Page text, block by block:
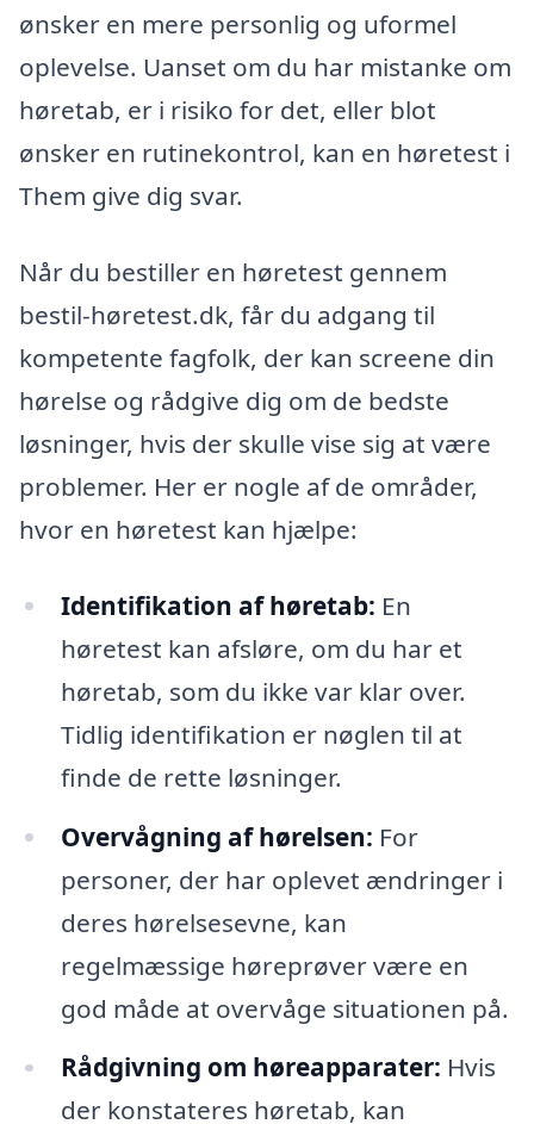
ønsker en mere personlig og uformel
oplevelse. Uanset om du har mistanke om
høretab, er i risiko for det, eller blot
ønsker en rutinekontrol, kan en høretest i
Them give dig svar.
Når du bestiller en høretest gennem
bestil-høretest.dk, får du adgang til
kompetente fagfolk, der kan screene din
hørelse og rådgive dig om de bedste
løsninger, hvis der skulle vise sig at være
problemer. Her er nogle af de områder,
hvor en høretest kan hjælpe:
Identifikation af høretab: En
høretest kan afsløre, om du har et
høretab, som du ikke var klar over.
Tidlig identifikation er nøglen til at
finde de rette løsninger.
Overvågning af hørelsen: For
personer, der har oplevet ændringer i
deres hørelsesevne, kan
regelmæssige høreprøver være en
god måde at overvåge situationen på.
Rådgivning om høreapparater: Hvis
der konstateres høretab, kan